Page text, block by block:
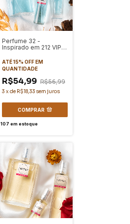
Perfume 32 -
Inspirado em 212 VIP
ATÉ 15% OFFEM
QUANTIDADE
R$54,99 R$56,99
3 xde R$18,33 sem juros
COMPRAR
107 em estoque